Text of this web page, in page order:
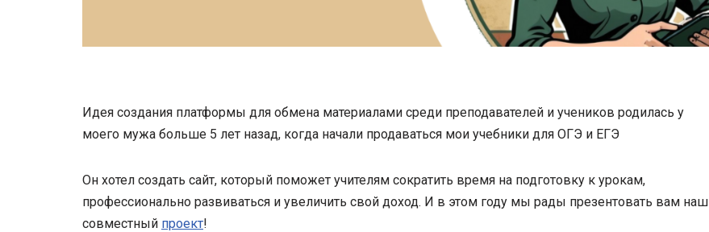
Идея создания платформы для обмена материалами среди преподавателей и учеников родилась у
моего мужа больше 5 лет назад, когда начали продаваться мои учебники для ОГЭ и ЕГЭ
Он хотел создать сайт, который поможет учителям сократить время на подготовку к урокам,
профессионально развиваться и увеличить свой доход. И в этом году мы рады презентовать вам наш
совместный проект!